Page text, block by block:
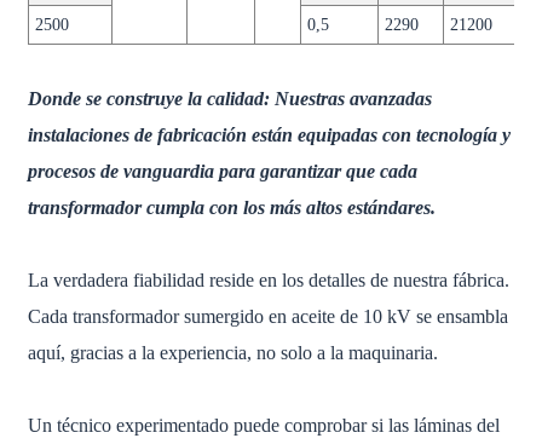
2500 0,5 2290 21200
Donde se construye la calidad: Nuestras avanzadas
instalaciones de fabricación están equipadas con tecnología y
procesos de vanguardia para garantizar que cada
transformador cumpla con los más altos estándares.
La verdadera fiabilidad reside en los detalles de nuestra fábrica.
Cada transformador sumergido en aceite de 10 kV se ensambla
aquí, gracias a la experiencia, no solo a la maquinaria.
Un técnico experimentado puede comprobar si las láminas del